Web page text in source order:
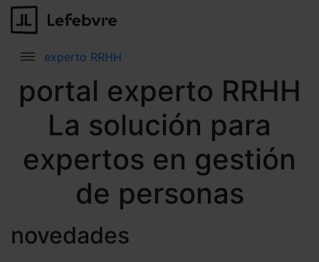
experto RRHH
portal experto RRHH
La solución para
expertos en gestión
de personas
novedades